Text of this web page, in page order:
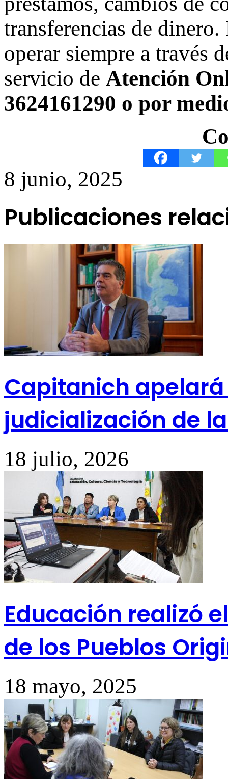
transferencias de
operar siempre a través
servicio de Atención
3624161290 o por
8 junio, 2025
Publicaciones
Capitanich
judicialización de
18 julio, 2026
Educación realizó
de los Pueblos
18 mayo, 2025